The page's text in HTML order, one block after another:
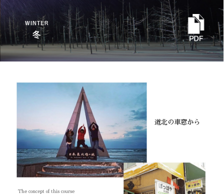
道北の車窓から